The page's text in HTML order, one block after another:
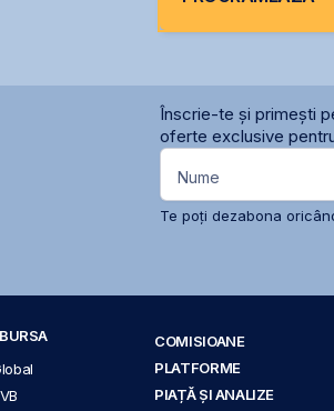
Înscrie-te și primești
oferte exclusive
Nume
Te poți dezabona
COMISIOANE
PLATFORME
PIAȚĂ ȘI ANALIZE